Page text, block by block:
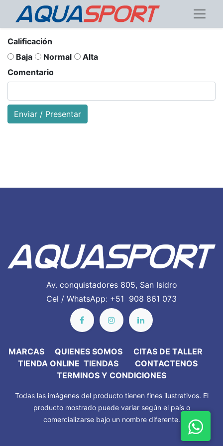
Calificación
Baja
Normal
Alta
Comentario
Enviar / Presentar
Av. conquistadores 805, San Isidro
Cel / WhatsApp: +51 908 861 073
MARC​AS QUIENES SOMOS CITAS DE TALLER
TIENDA ONLINETIENDAS CONTACTENOS
TERMINOS Y CONDICIONES
Todas las imágenes del producto tienen fines ilustrativos. El
producto mostrado puede variar según el país o
comercializarse bajo un nombre diferente.